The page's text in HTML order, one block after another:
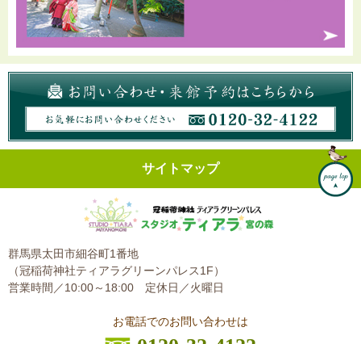
サイトマップ
群馬県太田市細谷町1番地
（冠稲荷神社ティアラグリーンパレス1F）
営業時間／10:00～18:00 定休日／火曜日
お電話でのお問い合わせは